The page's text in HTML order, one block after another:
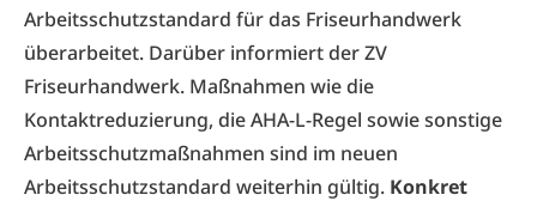
Arbeitsschutzstandard für das Friseurhandwerk
überarbeitet. Darüber informiert der ZV
Friseurhandwerk. Maßnahmen wie die
Kontaktreduzierung, die AHA-L-Regel sowie sonstige
Arbeitsschutzmaßnahmen sind im neuen
Arbeitsschutzstandard weiterhin gültig. Konkret